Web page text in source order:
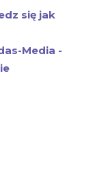
się jak
Media -